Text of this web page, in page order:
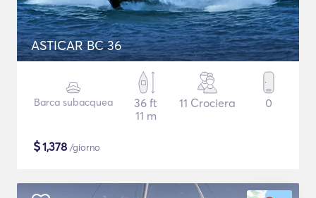
ASTICAR BC 36
Barca subacquea
36 ft
11 m
11 Crociera 0
$1,378 /giorno